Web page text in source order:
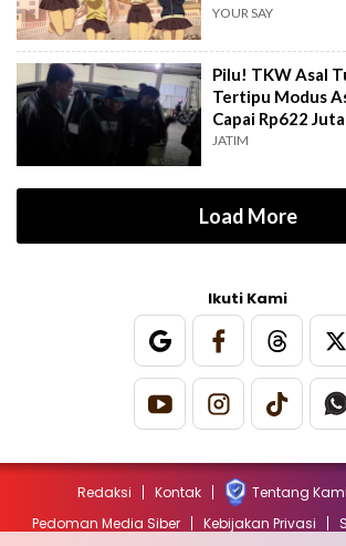
YOUR SAY
Pilu! TKW Asal
Tertipu Modus
Capai Rp622 Juta
JATIM
Load More
Ikuti Kami
Redaksi Kontak Tentang Kami
Pedoman Media Siber
Kebijakan Privasi